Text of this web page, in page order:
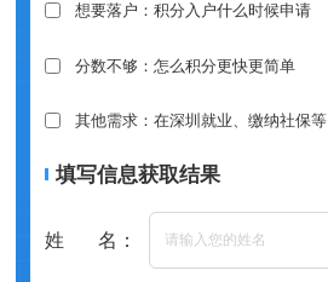
想要落户：积分入户什么时候申请
分数不够：怎么积分更快更简单
其他需求：在深圳就业、缴纳社保等
填写信息获取结果
姓 名：